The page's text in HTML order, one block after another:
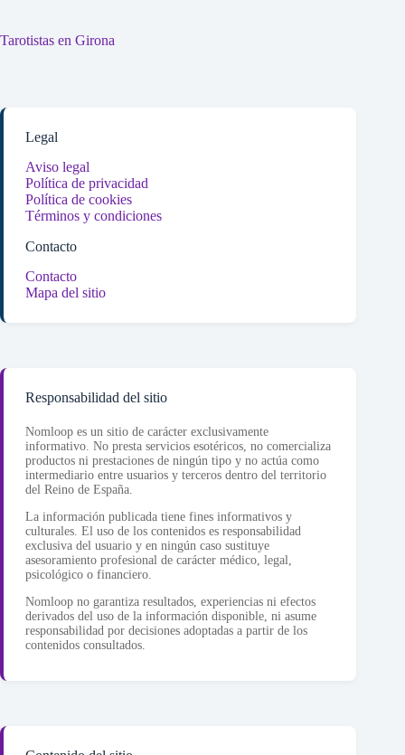
Tarotistas en Girona
Legal
Aviso legal
Política de privacidad
Política de cookies
Términos y condiciones
Contacto
Contacto
Mapa del sitio
Responsabilidad del sitio
Nomloop es un sitio de carácter exclusivamente
informativo. No presta servicios esotéricos, no comercializa
productos ni prestaciones de ningún tipo y no actúa como
intermediario entre usuarios y terceros dentro del territorio
del Reino de España.
La información publicada tiene fines informativos y
culturales. El uso de los contenidos es responsabilidad
exclusiva del usuario y en ningún caso sustituye
asesoramiento profesional de carácter médico, legal,
psicológico o financiero.
Nomloop no garantiza resultados, experiencias ni efectos
derivados del uso de la información disponible, ni asume
responsabilidad por decisiones adoptadas a partir de los
contenidos consultados.